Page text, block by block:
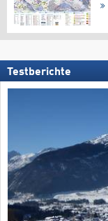
Testberichte